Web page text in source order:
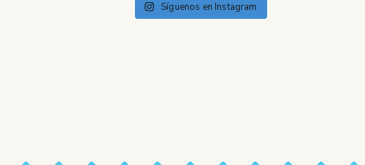
Síguenos en Instagram